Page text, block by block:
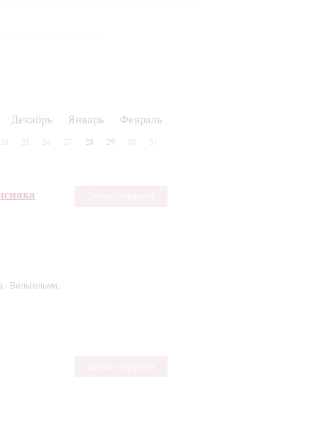
Декабрь Январь Февраль
24 25 26 27 28 29 30 31
- Вильгельми,